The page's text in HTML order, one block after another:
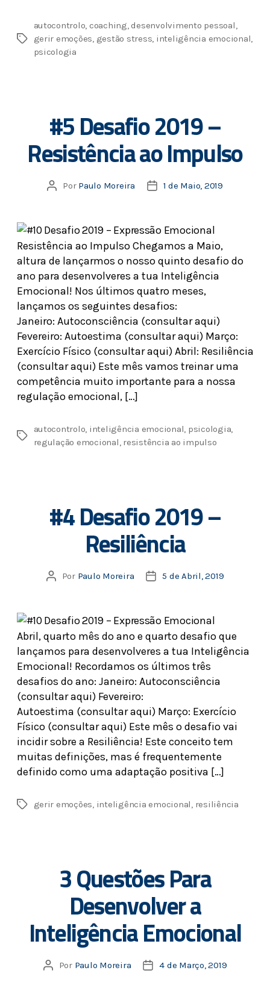
autocontrolo, coaching,desenvolvimento pessoal,
gerir emoções, gestão stress, inteligência emocional,
psicologia
#5 Desafio 2019 –
Resistência ao Impulso
Por Paulo Moreira 1 de Maio, 2019
Resistência ao Impulso Chegamos a Maio,
altura de lançarmos o nosso quinto desafio do
ano para desenvolveres a tua Inteligência
Emocional! Nos últimos quatro meses,
lançamos os seguintes desafios:
Janeiro: Autoconsciência (consultar aqui)
Fevereiro: Autoestima (consultar aqui) Março:
Exercício Físico (consultar aqui) Abril: Resiliência
(consultar aqui) Este mês vamos treinar uma
competência muito importante para a nossa
regulação emocional, […]
autocontrolo, inteligência emocional, psicologia,
regulação emocional, resistência ao impulso
#4 Desafio 2019 –
Resiliência
Por Paulo Moreira 5 de Abril, 2019
Abril, quarto mês do ano e quarto desafio que
lançamos para desenvolveres a tua Inteligência
Emocional! Recordamos os últimos três
desafios do ano: Janeiro: Autoconsciência
(consultar aqui) Fevereiro:
Autoestima (consultar aqui) Março: Exercício
Físico (consultar aqui) Este mês o desafio vai
incidir sobre a Resiliência! Este conceito tem
muitas definições, mas é frequentemente
definido como uma adaptação positiva […]
gerir emoções, inteligência emocional, resiliência
3 Questões Para
Desenvolver a
Inteligência Emocional
Por Paulo Moreira 4 de Março, 2019